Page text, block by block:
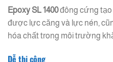
Epoxy SL 1400đông cứng tạo
được lực căng và lực nén,
hóa chất trong môi trường
Dễ thi công